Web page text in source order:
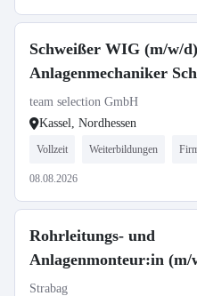
Schweißer WIG (m/w/d)
Anlagenmechaniker
team selection GmbH
Kassel, Nordhessen
Vollzeit Weiterbildungen
08.08.2026
Rohrleitungs- und
Anlagenmonteur:in (m/
Strabag